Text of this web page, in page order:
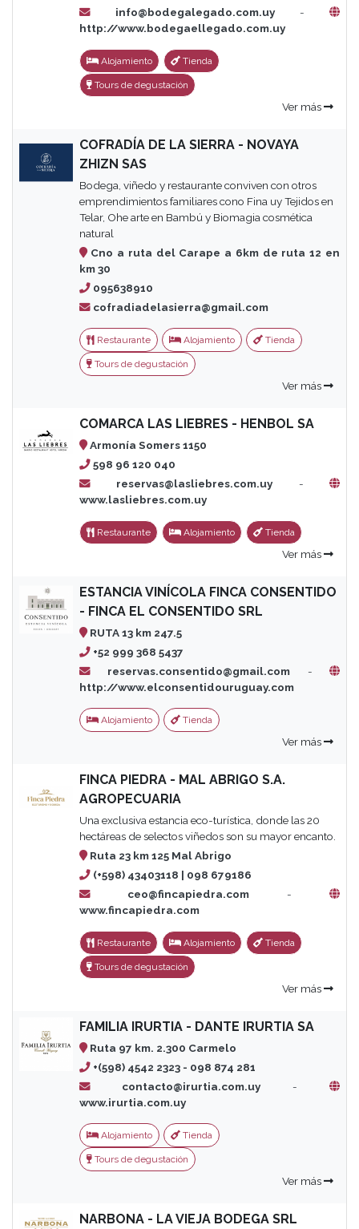
info@bodegalegado.com.uy-
http://www.bodegaellegado.com.uy
Alojamiento Tienda
Tours de degustación
Ver más
COFRADÍA DE LA SIERRA - NOVAYA
ZHIZN SAS
Bodega, viñedo y restaurante conviven con otros
emprendimientos familiares cono Fina uy Tejidos en
Telar, Ohe arte en Bambú y Biomagia cosmética
natural
Cno a ruta del Carape a 6km de ruta 12 en
km 30
095638910
cofradiadelasierra@gmail.com
Restaurante Alojamiento Tienda
Tours de degustación
Ver más
COMARCA LAS LIEBRES - HENBOL SA
Armonía Somers 1150
598 96 120 040
reservas@lasliebres.com.uy-
www.lasliebres.com.uy
Restaurante Alojamiento Tienda
Ver más
ESTANCIA VINÍCOLA FINCA CONSENTIDO
- FINCA EL CONSENTIDO SRL
RUTA 13 km 247.5
+52 999 368 5437
reservas.consentido@gmail.com -
http://www.elconsentidouruguay.com
Alojamiento Tienda
Ver más
FINCA PIEDRA - MAL ABRIGO S.A.
AGROPECUARIA
Una exclusiva estancia eco-turística, donde las 20
hectáreas de selectos viñedos son su mayor encanto.
Ruta 23 km 125 Mal Abrigo
(+598) 43403118 | 098 679186
ceo@fincapiedra.com -
www.fincapiedra.com
Restaurante Alojamiento Tienda
Tours de degustación
Ver más
FAMILIA IRURTIA - DANTE IRURTIA SA
Ruta 97 km. 2.300 Carmelo
+(598) 4542 2323 - 098 874 281
contacto@irurtia.com.uy-
www.irurtia.com.uy
Alojamiento Tienda
Tours de degustación
Ver más
NARBONA - LA VIEJA BODEGA SRL